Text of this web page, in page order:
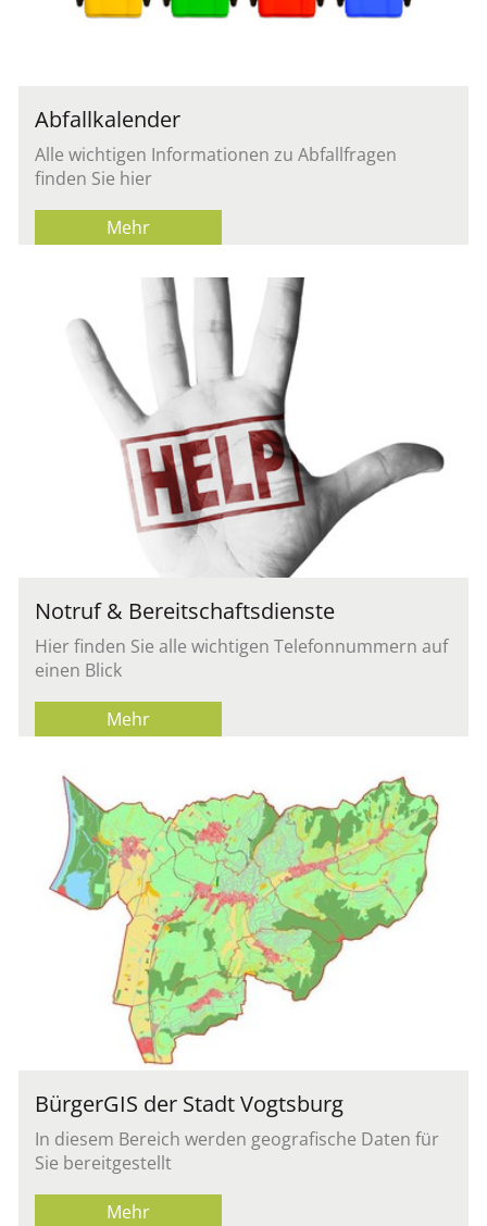
Abfallkalender
Alle wichtigen Informationen zu Abfallfragen
finden Sie hier
Mehr
Notruf & Bereitschaftsdienste
Hier finden Sie alle wichtigen Telefonnummern auf
einen Blick
Mehr
Bür­ger­GIS der Stadt Vogts­burg
In die­sem Be­reich wer­den geo­gra­fi­sche Daten für
Sie be­reit­ge­stellt
Mehr